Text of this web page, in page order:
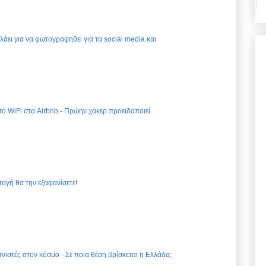
για να φωτογραφηθεί για τα social media και
WiFi στα Airbnb - Πρώην χάκερ προειδοποιεί
θα την εξαφανίσετε!
στον κόσμο - Σε ποια θέση βρίσκεται η Ελλάδα;